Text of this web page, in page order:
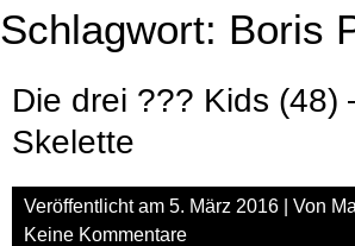
Schlagwort: Boris
Die drei ??? Kids (48)
Skelette
Veröffentlicht am 5. März 2016 | Von
Keine Kommentare